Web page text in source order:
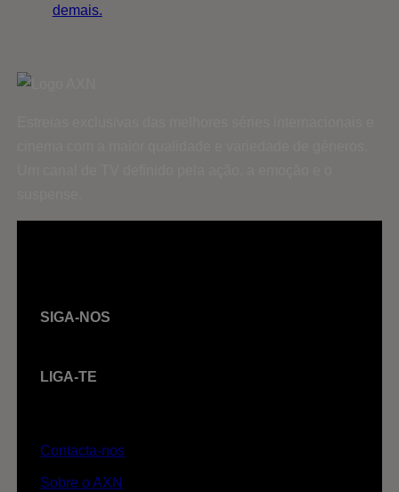
demais.
SIGA-NOS
LIGA-TE
Contacta-nos
Sobre o AXN